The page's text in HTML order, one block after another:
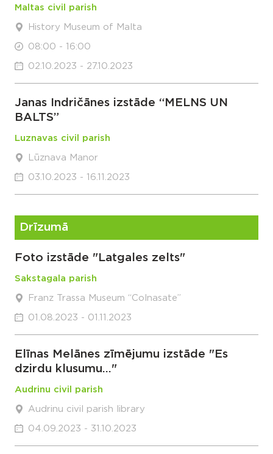
Maltas civil parish
History Museum of Malta
08:00 - 16:00
02.10.2023 - 27.10.2023
Janas Indričānes izstāde “MELNS UN
BALTS”
Luznavas civil parish
Lūznava Manor
03.10.2023 - 16.11.2023
Drīzumā
Foto izstāde "Latgales zelts"
Sakstagala parish
Franz Trassa Museum “Colnasate”
01.08.2023 - 01.11.2023
Elīnas Melānes zīmējumu izstāde "Es
dzirdu klusumu..."
Audrinu civil parish
Audrinu civil parish library
04.09.2023 - 31.10.2023